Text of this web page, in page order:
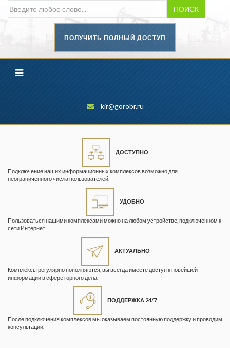
ПОИСК
ПОЛУЧИТЬ ПОЛНЫЙ ДОСТУП
kir@gorobr.ru
ДОСТУПНО
Подключение наших информационных комплексов возможно для
неограниченного числа пользователей.
УДОБНО
Пользоваться нашими комплексами можно на любом устройстве, подключенном к
сети Интернет.
АКТУАЛЬНО
Комплексы регулярно пополняются, вы всегда имеете доступ к новейшей
информации в сфере горного дела.
ПОДДЕРЖКА 24/7
После подключения комплексов мы оказываем постоянную поддержку и проводим
консультации.
промышленности
Геопрофи
Горнопромышленные ведомости
Кузбасса. Информационный
безопасность»
Информационный бюллетень